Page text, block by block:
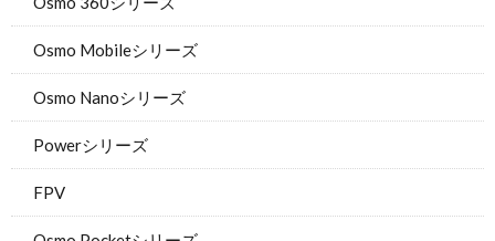
Osmo Mobileシリーズ
Osmo Nanoシリーズ
Powerシリーズ
FPV